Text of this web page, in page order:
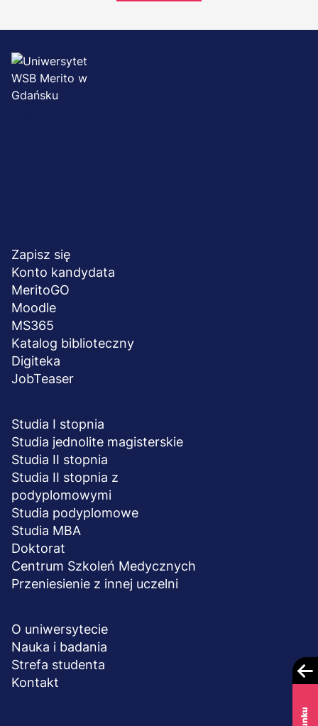
stopka
Zapisz się
Konto kandydata
MeritoGO
Moodle
MS365
Katalog biblioteczny
Digiteka
JobTeaser
Studia I stopnia
Studia jednolite magisterskie
Studia II stopnia
Studia II stopnia z
podyplomowymi
Studia podyplomowe
Studia MBA
Doktorat
Centrum Szkoleń Medycznych
Przeniesienie z innej uczelni
O uniwersytecie
Nauka i badania
Strefa studenta
Kontakt